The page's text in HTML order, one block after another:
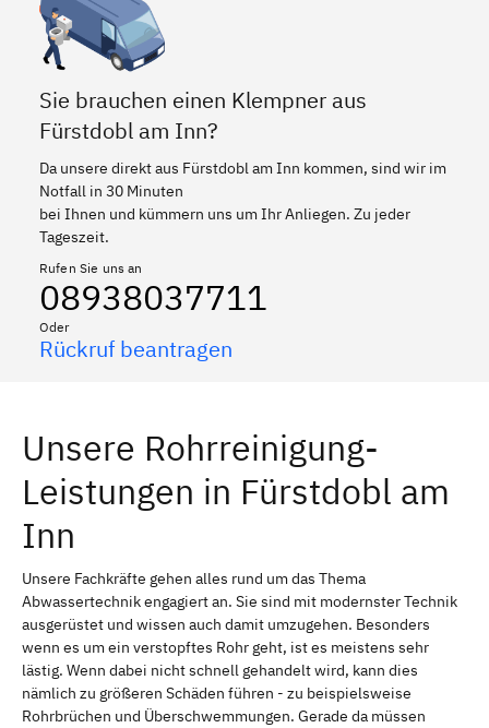
Sie brauchen einen Klempner aus
Fürstdobl am Inn?
Da unsere direkt aus Fürstdobl am Inn kommen, sind wir im
Notfall in 30 Minuten
bei Ihnen und kümmern uns um Ihr Anliegen. Zu jeder
Tageszeit.
Rufen Sie uns an
08938037711
Oder
Rückruf beantragen
Unsere Rohrreinigung-
Leistungen in Fürstdobl am
Inn
Unsere Fachkräfte gehen alles rund um das Thema
Abwassertechnik engagiert an. Sie sind mit modernster Technik
ausgerüstet und wissen auch damit umzugehen. Besonders
wenn es um ein verstopftes Rohr geht, ist es meistens sehr
lästig. Wenn dabei nicht schnell gehandelt wird, kann dies
nämlich zu größeren Schäden führen - zu beispielsweise
Rohrbrüchen und Überschwemmungen. Gerade da müssen